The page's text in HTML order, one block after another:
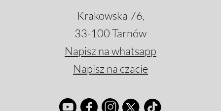
Krakowska 76,
33-100 Tarnów
Napisz na whatsapp
Napisz na czacie